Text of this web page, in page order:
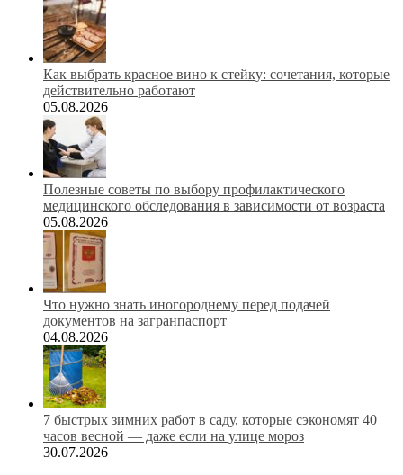
Как выбрать красное вино к стейку: сочетания, которые
действительно работают
05.08.2026
Полезные советы по выбору профилактического
медицинского обследования в зависимости от возраста
05.08.2026
Что нужно знать иногороднему перед подачей
документов на загранпаспорт
04.08.2026
7 быстрых зимних работ в саду, которые сэкономят 40
часов весной — даже если на улице мороз
30.07.2026